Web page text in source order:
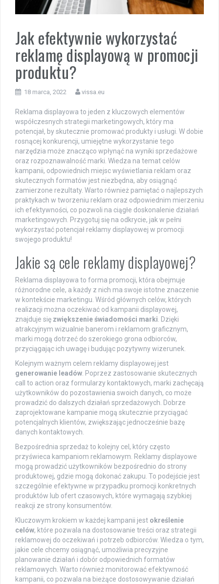
Jak efektywnie wykorzystać
reklamę displayową w promocji
produktu?
18 marca, 2022 vissa.eu
Reklama displayowa to jeden z kluczowych elementów
współczesnych strategii marketingowych, który ma
potencjał, by skutecznie promować produkty i usługi. W dobie
rosnącej konkurencji, umiejętne wykorzystanie tego
narzędzia może znacząco wpłynąć na wyniki sprzedażowe
oraz rozpoznawalność marki. Wiedza na temat celów
kampanii, odpowiednich miejsc wyświetlania reklam oraz
skutecznych formatów jest niezbędna, aby osiągnąć
zamierzone rezultaty. Warto również pamiętać o najlepszych
praktykach w tworzeniu reklam oraz odpowiednim mierzeniu
ich efektywności, co pozwoli na ciągłe doskonalenie działań
marketingowych. Przygotuj się na odkrycie, jak w pełni
wykorzystać potencjał reklamy displayowej w promocji
swojego produktu!
Jakie są cele reklamy displayowej?
Reklama displayowa to forma promocji, która obejmuje
różnorodne cele, a każdy z nich ma swoje istotne znaczenie
w kontekście marketingu. Wśród głównych celów, których
realizacji można oczekiwać od kampanii displayowej,
znajduje się zwiększenie świadomości marki. Dzięki
atrakcyjnym wizualnie banerom i reklamom graficznym,
marki mogą dotrzeć do szerokiego grona odbiorców,
przyciągając ich uwagę i budując pozytywny wizerunek.
Kolejnym ważnym celem reklamy displayowej jest
generowanie leadów. Poprzez zastosowanie skutecznych
call to action oraz formularzy kontaktowych, marki zachęcają
użytkowników do pozostawienia swoich danych, co może
prowadzić do dalszych działań sprzedażowych. Dobrze
zaprojektowane kampanie mogą skutecznie przyciągać
potencjalnych klientów, zwiększając jednocześnie bazę
danych kontaktowych.
Bezpośrednia sprzedaż to kolejny cel, który często
przyświeca kampaniom reklamowym. Reklamy displayowe
mogą prowadzić użytkowników bezpośrednio do strony
produktowej, gdzie mogą dokonać zakupu. To podejście jest
szczególnie efektywne w przypadku promocji konkretnych
produktów lub ofert czasowych, które wymagają szybkiej
reakcji ze strony konsumentów.
Kluczowym krokiem w każdej kampanii jest określenie
celów, które pozwala na dostosowanie treści oraz strategii
reklamowej do oczekiwań i potrzeb odbiorców. Wiedza o tym,
jakie cele chcemy osiągnąć, umożliwia precyzyjne
planowanie działań i dobór odpowiednich formatów
reklamowych. Warto również monitorować efektywność
kampanii, co pozwala na bieżące dostosowywanie działań